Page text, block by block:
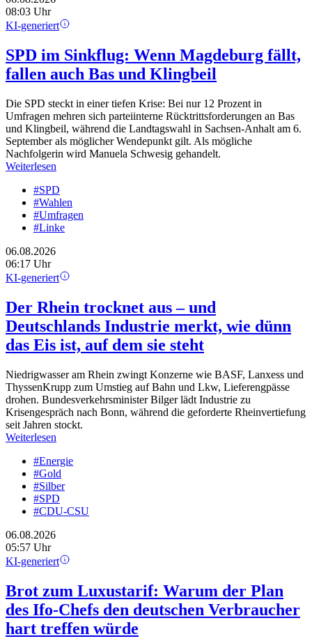
08:03 Uhr
KI-generiert
SPD im Sinkflug: Wenn Magdeburg fällt,
fallen auch Bas und Klingbeil
Die SPD steckt in einer tiefen Krise: Bei nur 12 Prozent in
Umfragen mehren sich parteiinterne Rücktrittsforderungen an Bas
und Klingbeil, während die Landtagswahl in Sachsen-Anhalt am 6.
September als möglicher Wendepunkt gilt. Als mögliche
Nachfolgerin wird Manuela Schwesig gehandelt.
Weiterlesen
#SPD
#Wahlen
#Umfragen
#Linke
06.08.2026
06:17 Uhr
KI-generiert
Der Rhein trocknet aus – und
Deutschlands Industrie merkt, wie dünn
das Eis ist, auf dem sie steht
Niedrigwasser am Rhein zwingt Konzerne wie BASF, Lanxess und
ThyssenKrupp zum Umstieg auf Bahn und Lkw, Lieferengpässe
drohen. Bundesverkehrsminister Bilger lädt Industrie zu
Krisengespräch nach Bonn, während die geforderte Rheinvertiefung
seit Jahren stockt.
Weiterlesen
#Energie
#Gold
#Silber
#SPD
#CDU-CSU
06.08.2026
05:57 Uhr
KI-generiert
Brot zum Luxustarif: Warum der Plan
des Ifo-Chefs den deutschen Verbraucher
hart treffen würde